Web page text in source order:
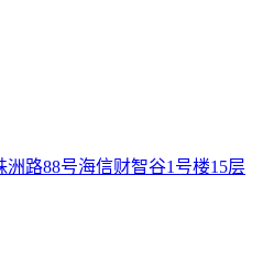
路88号海信财智谷1号楼15层